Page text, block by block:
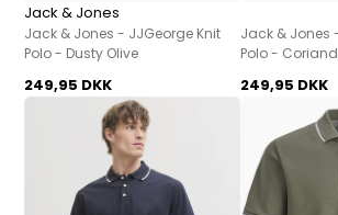
Jack & Jones
Jack & Jones - JJGeorge Knit
Polo - Dusty Olive
249,95 DKK
Jack & Jones
Polo -
249,95 DKK